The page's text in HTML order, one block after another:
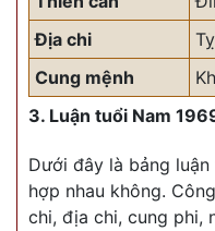
Địa chi
Tỵ
Cung mệnh
3. Luận tuổi Nam
Dưới đây là bảng
hợp nhau không.
chi, địa chi, cung phi,